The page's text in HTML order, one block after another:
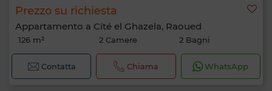
Prezzo su richiesta
Appartamento a Cité el Ghazela, Raoued
126 m² 2 Camere 2 Bagni
Contatta Chiama WhatsApp